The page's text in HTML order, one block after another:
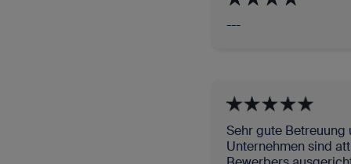
---
Sehr gute Betreuung
Unternehmen sind